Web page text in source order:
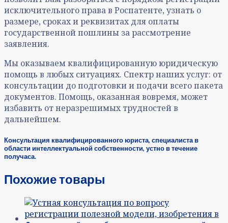
исключительного права в Роспатенте, узнать о
размере, сроках и реквизитах для оплаты
государственной пошлины за рассмотрение
заявления.
Мы оказываем квалифицированную юридическую
помощь в любых ситуациях. Спектр наших услуг: от
консультации до подготовки и подачи всего пакета
документов. Помощь, оказанная вовремя, может
избавить от неразрешимых трудностей в
дальнейшем.
Консультация квалифицированного юриста, специалиста в
области интеллектуальной собственности, устно в течение
получаса.
Похожие товары